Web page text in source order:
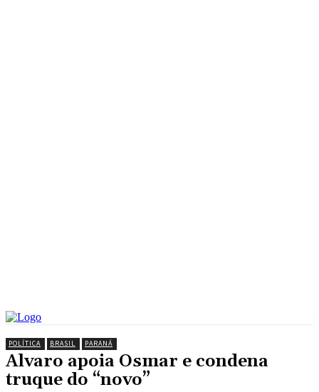
POLÍTICA BRASIL PARANÁ
Alvaro apoia Osmar e condena
truque do “novo”